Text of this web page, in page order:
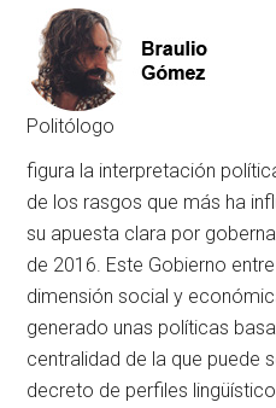
Politólogo
figura la interpretación
de los rasgos que más ha
su apuesta clara por
de 2016. Este Gobierno
dimensión social y
generado unas políticas
centralidad de la que puede
decreto de perfiles